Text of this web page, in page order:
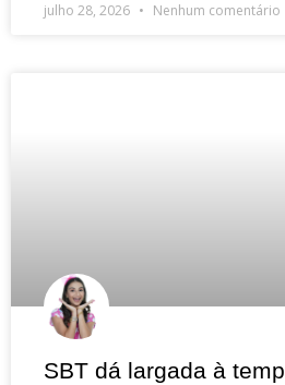
julho 28, 2026 Nenhum comentário
SBT dá largada à